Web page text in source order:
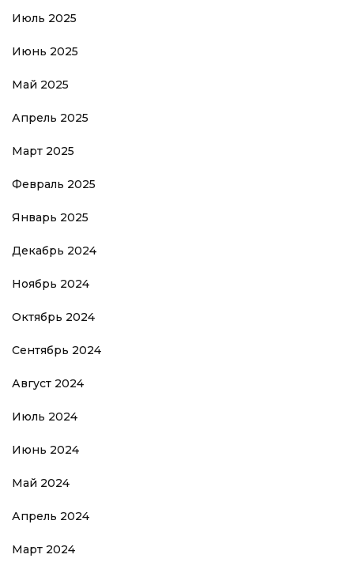
Июль 2025
Июнь 2025
Май 2025
Апрель 2025
Март 2025
Февраль 2025
Январь 2025
Декабрь 2024
Ноябрь 2024
Октябрь 2024
Сентябрь 2024
Август 2024
Июль 2024
Июнь 2024
Май 2024
Апрель 2024
Март 2024